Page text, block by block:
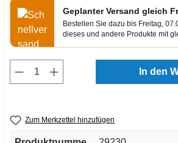
Geplanter Versand gleich
Bestellen Sie dazu bis Freitag,
dieses und andere Produkte mit
Produkt Anzahl: Gib denIn den
Zum Merkzettel hinzufügen